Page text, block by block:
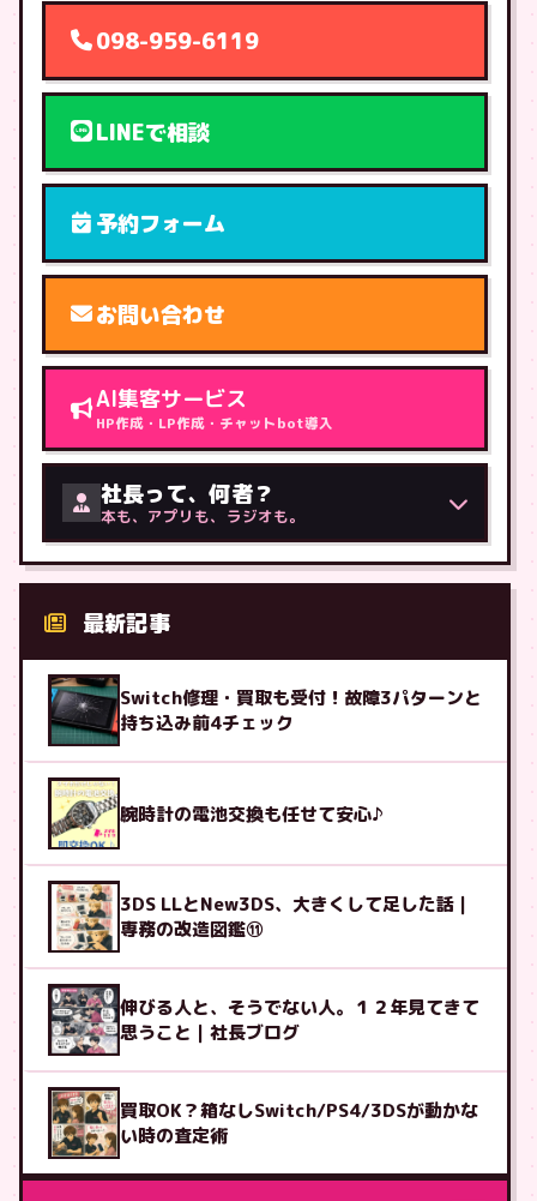
098-959-6119
LINEで相談
予約フォーム
お問い合わせ
AI集客サービス
HP作成・LP作成・チャットbot導入
社長って、何者？
本も、アプリも、ラジオも。
最新記事
Switch修理・買取も受付！故障3パターンと
持ち込み前4チェック
腕時計の電池交換も任せて安心♪
3DS LLとNew3DS、大きくして足した話｜
専務の改造図鑑⑪
伸びる人と、そうでない人。１２年見てきて
思うこと｜社長ブログ
買取OK？箱なしSwitch/PS4/3DSが動かな
い時の査定術